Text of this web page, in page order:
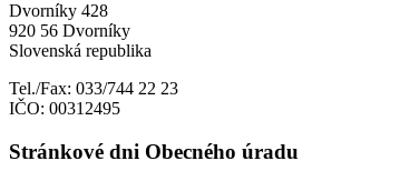
Dvorníky 428
920 56 Dvorníky
Slovenská republika
Tel./Fax: 033/744 22 23
IČO: 00312495
Stránkové dni Obecného úradu